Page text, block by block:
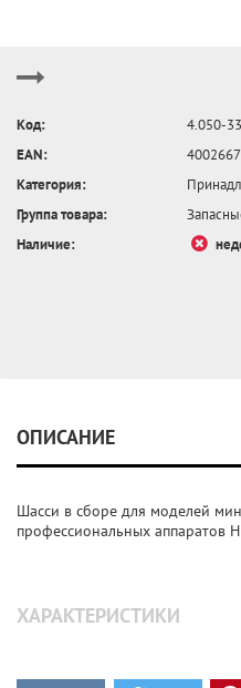
Код:
4.050-
EAN:
Категория:
Группа товара:
Наличие:
ОПИСАНИЕ
Шасси в сборе для моделей
профессиональных аппаратов
ХАРАКТЕРИСТИКИ